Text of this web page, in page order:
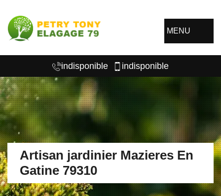
MENU
indisponible indisponible
Artisan jardinier Mazieres En
Gatine 79310